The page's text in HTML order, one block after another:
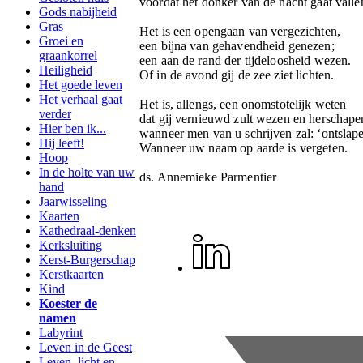
Gods nabijheid
Gras
Groei en
graankorrel
Heiligheid
Het goede leven
Het verhaal gaat
verder
Hier ben ik...
Hij leeft!
Hoop
In de holte van uw
hand
Jaarwisseling
Kaarten
Kathedraal-denken
Kerksluiting
Kerst-Burgerschap
Kerstkaarten
Kind
Koester de
namen
Labyrint
Leven in de Geest
Het is een opengaan van vergezichten,
een bìjna van gehavendheid genezen;
een aan de rand der tijdeloosheid wezen.
Of in de avond gij de zee ziet lichten.
Het is, allengs, een onomstotelijk weten
dat gij vernieuwd zult wezen en
wanneer men van u schrijven zal:
Wanneer uw naam op aarde is vergeten.
ds. Annemieke Parmentier